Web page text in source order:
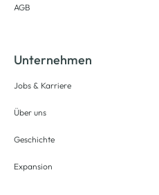
AGB
Unternehmen
Jobs & Karriere
Über uns
Geschichte
Expansion